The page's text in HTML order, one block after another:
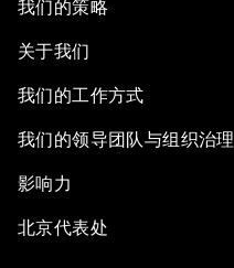
我们的策略
关于我们
我们的工作方式
我们的领导团队与组织治理
影响力
北京代表处